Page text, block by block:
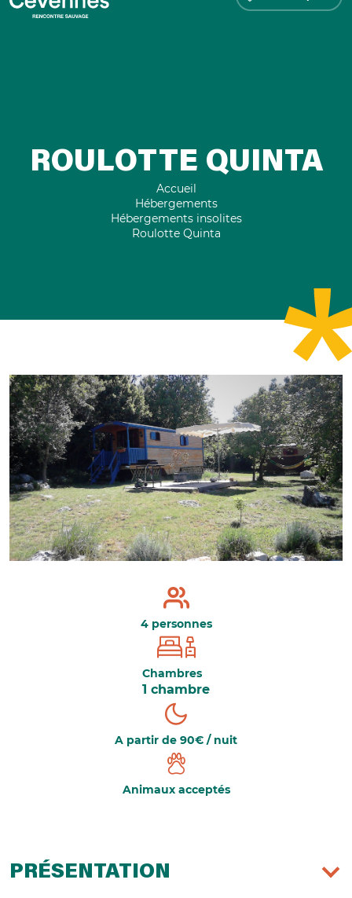
ROULOTTE QUINTA
Accueil
Hébergements
Hébergements insolites
Roulotte Quinta
4 personnes
Chambres
1 chambre
A partir de 90€ / nuit
Animaux acceptés
PRÉSENTATION